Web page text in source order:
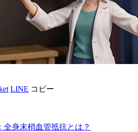
LINE コピー
全身末梢血管抵抗とは？